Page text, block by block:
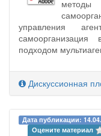
управления
подходом
Дискуссионная
Дата публикации:
Оцените материал